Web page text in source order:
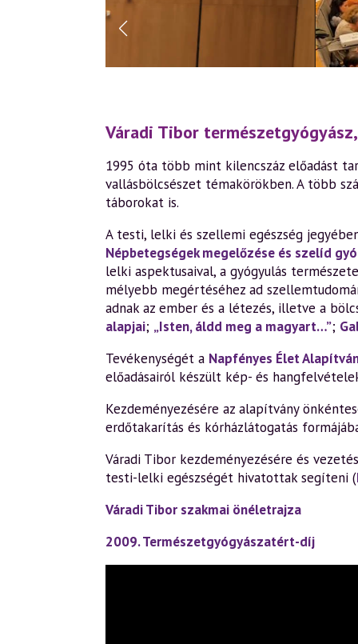
Váradi Tibor
1995 óta több mint kilencszáz előadást
vallásbölcsészet témakörökben. A több
táborokat is.
A testi, lelki és szellemi egészség
Népbetegségek megelőzése és szelíd
lelki aspektusaival, a gyógyulás
mélyebb megértéséhez ad
adnak az ember és a létezés, illetve a
alapjai; „Isten, áldd meg a magyart…”;
Tevékenységét a Napfényes Élet
előadásairól készült kép- és
Kezdeményezésére az alapítvány
erdőtakarítás és kórházlátogatás
Váradi Tibor kezdeményezésére és
testi-lelki egészségét hivatottak segíteni (
Váradi Tibor szakmai önéletrajza
2009. Természetgyógyászatért-díj